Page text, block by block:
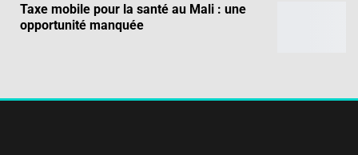
Taxe mobile pour la santé au Mali : une
opportunité manquée